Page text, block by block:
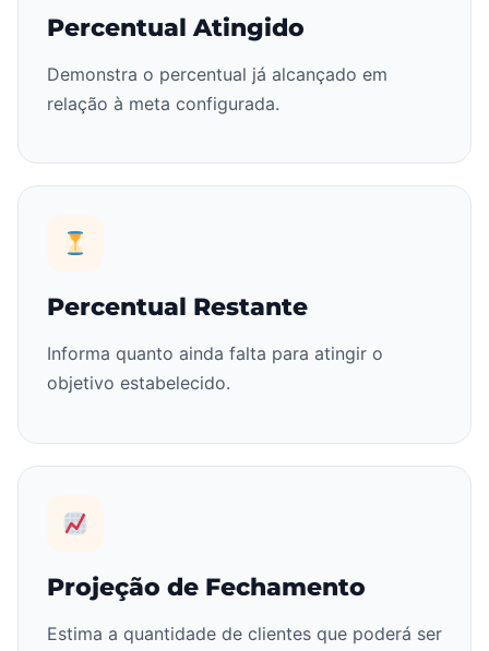
Percentual Atingido
Demonstra o percentual já alcançado em
relação à meta configurada.
Percentual Restante
Informa quanto ainda falta para atingir o
objetivo estabelecido.
Projeção de Fechamento
Estima a quantidade de clientes que poderá ser